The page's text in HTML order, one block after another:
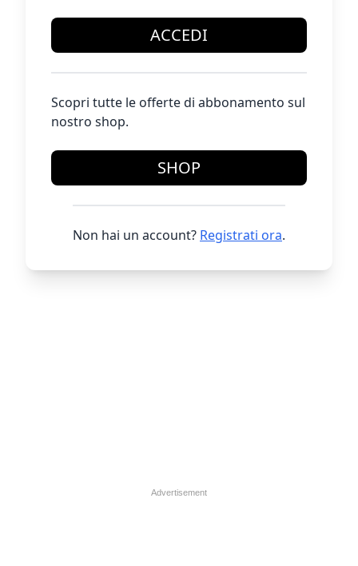
ACCEDI
Scopri tutte le offerte di abbonamento sul
nostro shop.
SHOP
Non hai un account? Registrati ora.